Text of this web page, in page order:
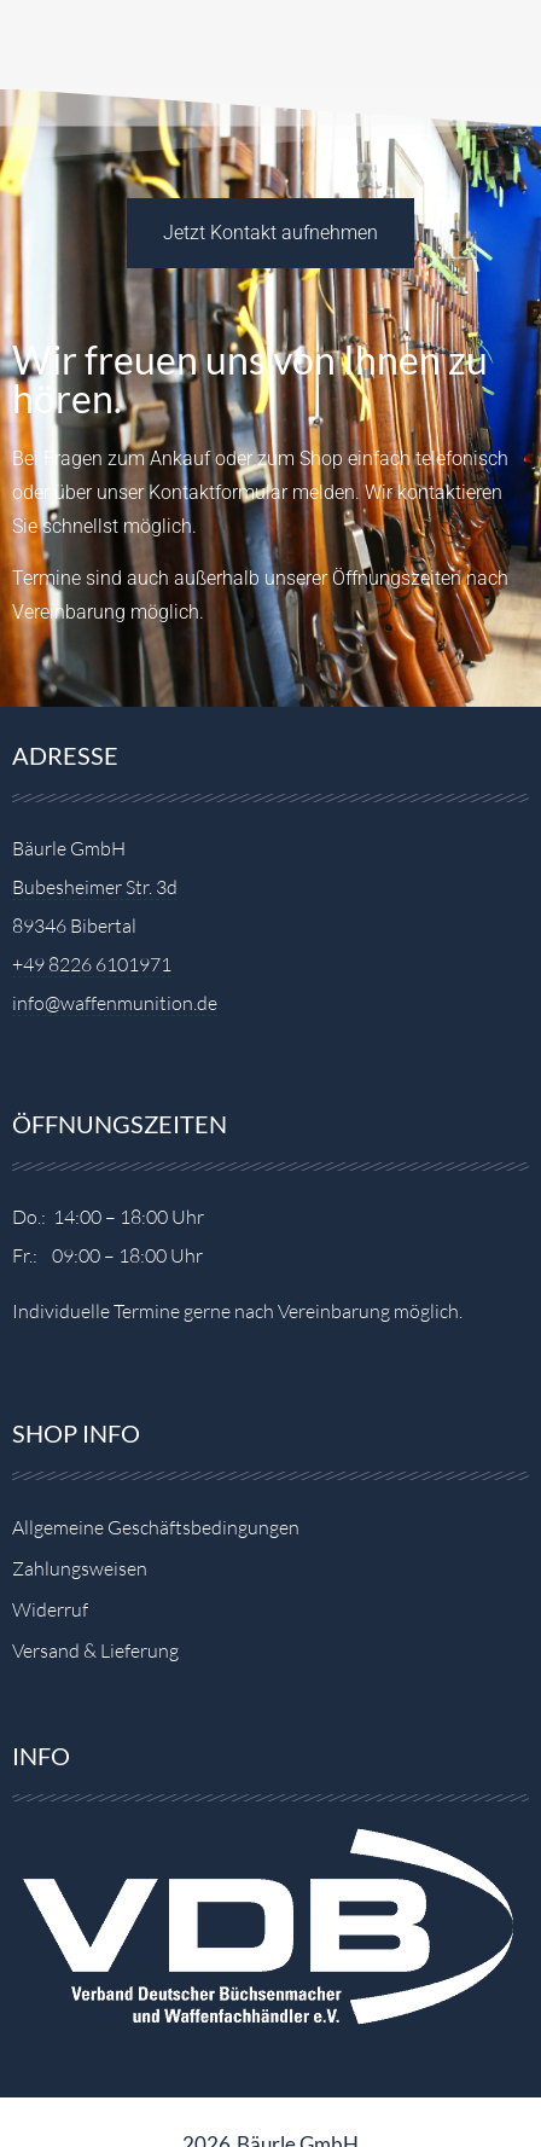
Jetzt Kontakt aufnehmen
Wir freuen uns von Ihnen zu
hören.
Bei Fragen zum Ankauf oder zum Shop einfach telefonisch
oder über unser Kontaktformularmelden.Wir kontaktieren
Sie schnellst möglich.
Termine sind auch außerhalb unserer Öffnungszeiten nach
Vereinbarung möglich.
ADRESSE
Bäurle GmbH
Bubesheimer Str. 3d
89346 Bibertal
+49 8226 6101971
info@waffenmunition.de
ÖFFNUNGSZEITEN
Do.: 14:00 – 18:00 Uhr
Fr.: 09:00 – 18:00 Uhr
Individuelle Termine gerne nach Vereinbarung möglich.
SHOP INFO
Allgemeine Geschäftsbedingungen
Zahlungsweisen
Widerruf
Versand & Lieferung
INFO